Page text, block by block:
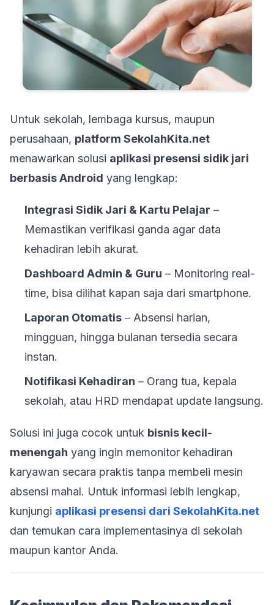
Untuk sekolah, lembaga kursus, maupun
perusahaan, platform SekolahKita.net
menawarkan solusi aplikasi presensi sidik jari
berbasis Android yang lengkap:
Integrasi Sidik Jari & Kartu Pelajar –
Memastikan verifikasi ganda agar data
kehadiran lebih akurat.
Dashboard Admin & Guru – Monitoring real-
time, bisa dilihat kapan saja dari smartphone.
Laporan Otomatis – Absensi harian,
mingguan, hingga bulanan tersedia secara
instan.
Notifikasi Kehadiran – Orang tua, kepala
sekolah, atau HRD mendapat update langsung.
Solusi ini juga cocok untuk bisnis kecil-
menengah yang ingin memonitor kehadiran
karyawan secara praktis tanpa membeli mesin
absensi mahal. Untuk informasi lebih lengkap,
kunjungi aplikasi presensi dari SekolahKita.net
dan temukan cara implementasinya di sekolah
maupun kantor Anda.